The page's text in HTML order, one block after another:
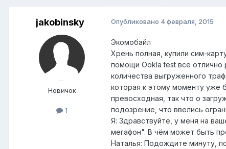
jakobinsky
Новичок
1
Опубликовано 4 февраля, 2015
Экомобайл
Хрень полная, купили сим-
помощи Ookla test всё отлично
количества выгруженного
которая к этому моменту уже
превосходная, так что о
подозрение, что ввелись
Я: Здравствуйте, у меня на
мегафон". В чём может быть
Наталья: Подождите минуту,